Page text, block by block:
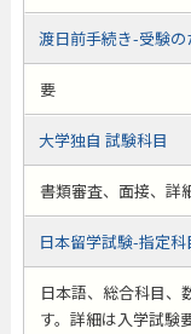
渡日前手続き-受験の
要
大学独自 試験科目
書類審査、面接、詳
日本留学試験-指定科
日本語、総合科目、
す。詳細は入学試験